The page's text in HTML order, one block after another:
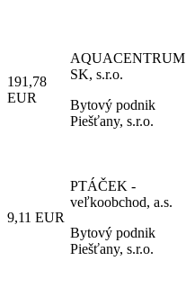
191,78
EUR
AQUACENTRUM
SK, s.r.o.
Bytový podnik
Piešťany, s.r.o.
9,11 EUR
PTÁČEK -
veľkoobchod, a.s.
Bytový podnik
Piešťany, s.r.o.